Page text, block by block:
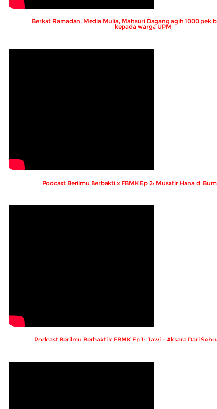
Berkat Ramadan, Media Mulia, Mahsuri Dagang agih 1000 pek
kepada warga UPM
Podcast Berilmu Berbakti x FBMK Ep 2: Musafir Hana di
Podcast Berilmu Berbakti x FBMK Ep 1: Jawi - Aksara Dari